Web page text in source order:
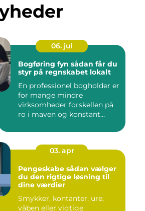
06. jul
Bogføring fyn sådan får du
styr på regnskabet lokalt
En professionel bogholder er
for mange mindre
virksomheder forskellen på
ro i maven og konstant
03. apr
Pengeskabe sådan vælger
du den rigtige løsning til
dine værdier
Smykker, kontanter, ure,
våben eller vigtige